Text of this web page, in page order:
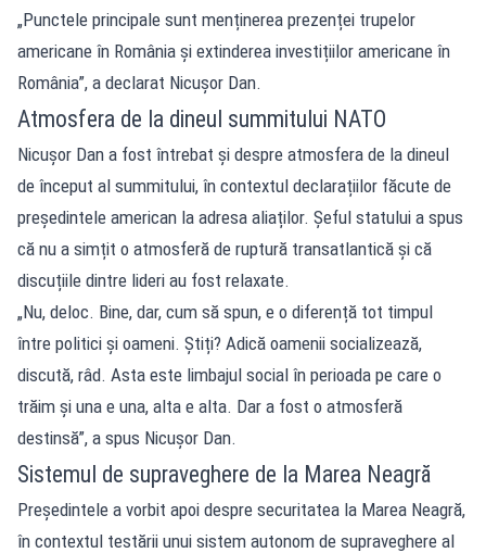
„Punctele principale sunt menținerea prezenței trupelor
americane în România și extinderea investițiilor americane în
România”, a declarat Nicușor Dan.
Atmosfera de la dineul summitului NATO
Nicușor Dan a fost întrebat și despre atmosfera de la dineul
de început al summitului, în contextul declarațiilor făcute de
președintele american la adresa aliaților. Șeful statului a spus
că nu a simțit o atmosferă de ruptură transatlantică și că
discuțiile dintre lideri au fost relaxate.
„Nu, deloc. Bine, dar, cum să spun, e o diferență tot timpul
între politici și oameni. Știți? Adică oamenii socializează,
discută, râd. Asta este limbajul social în perioada pe care o
trăim și una e una, alta e alta. Dar a fost o atmosferă
destinsă”, a spus Nicușor Dan.
Sistemul de supraveghere de la Marea Neagră
Președintele a vorbit apoi despre securitatea la Marea Neagră,
în contextul testării unui sistem autonom de supraveghere al